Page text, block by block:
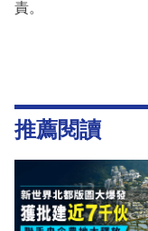
責。
推薦閱讀